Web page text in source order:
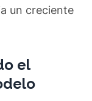
un creciente
el